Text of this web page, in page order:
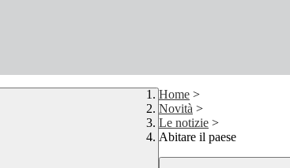
Home >
Novità >
Le notizie >
Abitare il paese